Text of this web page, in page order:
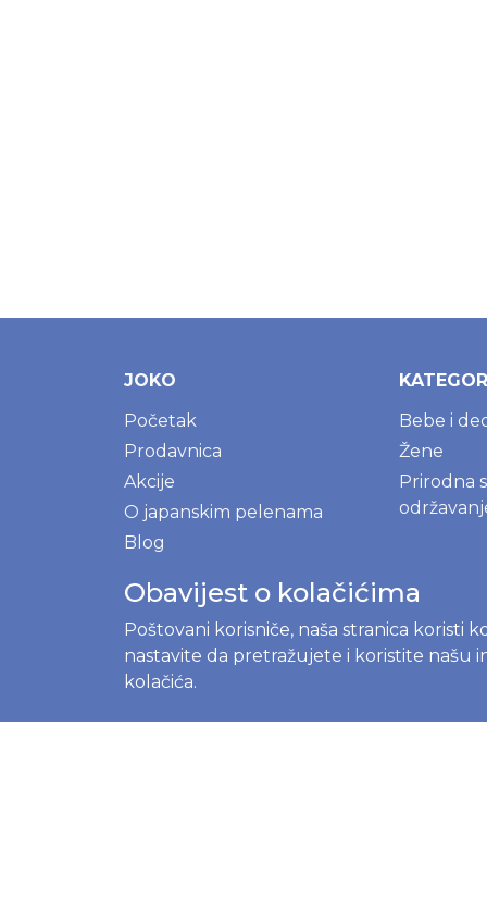
JOKO
Početak
Prodavnica
Akcije
O japanskim pelenama
Blog
O nama
Gdje kupiti
Registrujte se
Prijavite se
Bebe i
Žene
Prirodna
Obavijest o kolačićima
Poštovani korisniče, naša stranica koristi
nastavite da pretražujete i koristite
kolačića.